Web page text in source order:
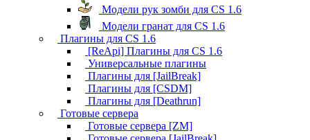
Модели рук зомби для CS 1.6
Модели гранат для CS 1.6
Плагины для CS 1.6
[ReApi] Плагины для CS 1.6
Универсальные плагины
Плагины для [JailBreak]
Плагины для [CSDM]
Плагины для [Deathrun]
Готовые сервера
Готовые сервера [ZM]